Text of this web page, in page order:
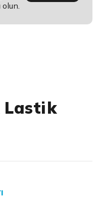
Lastik